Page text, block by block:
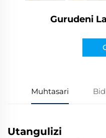
Gurudeni
Muhtasari
Utangulizi